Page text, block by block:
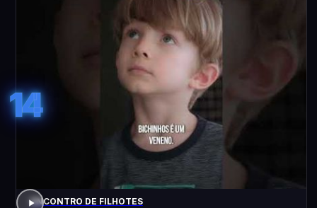
14
ENCONTRO DE FILHOTES